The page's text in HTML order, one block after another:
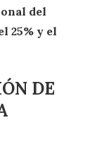
del
25% y el
DE